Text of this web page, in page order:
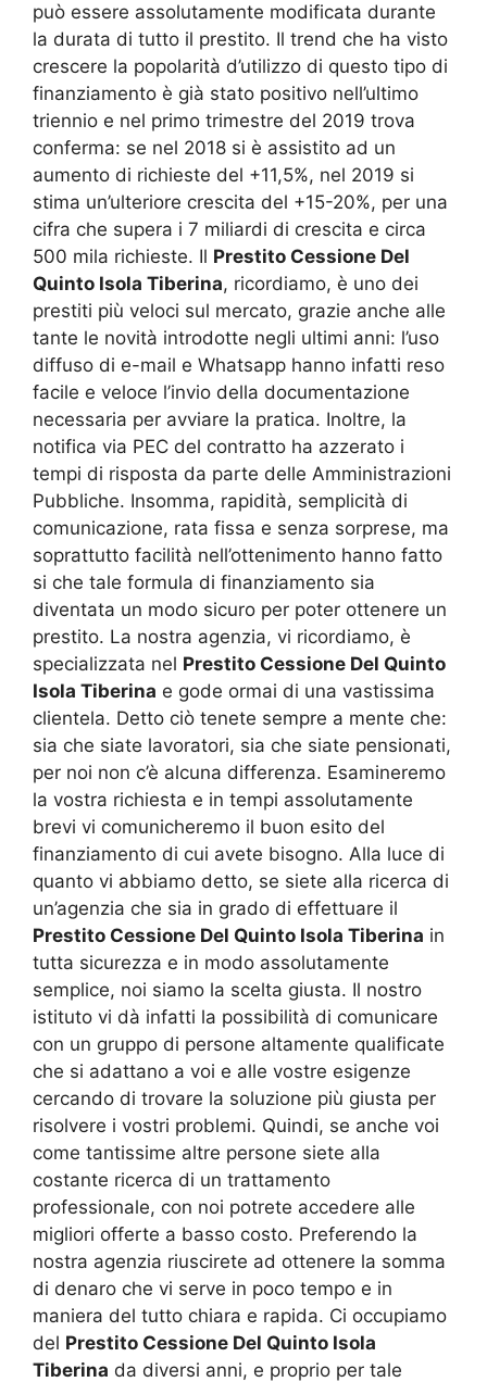
può essere assolutamente modificata durante
la durata di tutto il prestito. Il trend che ha visto
crescere la popolarità d’utilizzo di questo tipo di
finanziamento è già stato positivo nell’ultimo
triennio e nel primo trimestre del 2019 trova
conferma: se nel 2018 si è assistito ad un
aumento di richieste del +11,5%, nel 2019 si
stima un’ulteriore crescita del +15-20%, per una
cifra che supera i 7 miliardi di crescita e circa
500 mila richieste. Il Prestito Cessione Del
Quinto Isola Tiberina, ricordiamo, è uno dei
prestiti più veloci sul mercato, grazie anche alle
tante le novità introdotte negli ultimi anni: l’uso
diffuso di e-mail e Whatsapp hanno infatti reso
facile e veloce l’invio della documentazione
necessaria per avviare la pratica. Inoltre, la
notifica via PEC del contratto ha azzerato i
tempi di risposta da parte delle Amministrazioni
Pubbliche. Insomma, rapidità, semplicità di
comunicazione, rata fissa e senza sorprese, ma
soprattutto facilità nell’ottenimento hanno fatto
si che tale formula di finanziamento sia
diventata un modo sicuro per poter ottenere un
prestito. La nostra agenzia, vi ricordiamo, è
specializzata nel Prestito Cessione Del Quinto
Isola Tiberina e gode ormai di una vastissima
clientela. Detto ciò tenete sempre a mente che:
sia che siate lavoratori, sia che siate pensionati,
per noi non c’è alcuna differenza. Esamineremo
la vostra richiesta e in tempi assolutamente
brevi vi comunicheremo il buon esito del
finanziamento di cui avete bisogno. Alla luce di
quanto vi abbiamo detto, se siete alla ricerca di
un’agenzia che sia in grado di effettuare il
Prestito Cessione Del Quinto Isola Tiberina in
tutta sicurezza e in modo assolutamente
semplice, noi siamo la scelta giusta. Il nostro
istituto vi dà infatti la possibilità di comunicare
con un gruppo di persone altamente qualificate
che si adattano a voi e alle vostre esigenze
cercando di trovare la soluzione più giusta per
risolvere i vostri problemi. Quindi, se anche voi
come tantissime altre persone siete alla
costante ricerca di un trattamento
professionale, con noi potrete accedere alle
migliori offerte a basso costo. Preferendo la
nostra agenzia riuscirete ad ottenere la somma
di denaro che vi serve in poco tempo e in
maniera del tutto chiara e rapida. Ci occupiamo
del Prestito Cessione Del Quinto Isola
Tiberina da diversi anni, e proprio per tale